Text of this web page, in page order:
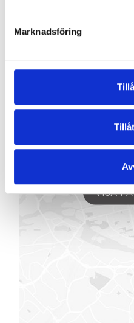
Marknadsföring
VISA